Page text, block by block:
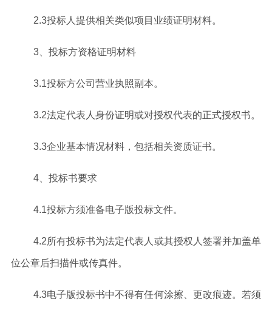
2.3投标人提供相关类似项目业绩证明材料。
3、 投标方资格证明材料
3.1投标方公司营业执照副本。
3.2法定代表人身份证明或对授权代表的正式授权书。
3.3企业基本情况材料，包括相关资质证书。
4、 投标书要求
4.1投标方须准备电子版投标文件。
4.2所有投标书为法定代表人或其授权人签署并加盖单
位公章后扫描件或传真件。
4.3电子版投标书中不得有任何涂擦、更改痕迹。若须